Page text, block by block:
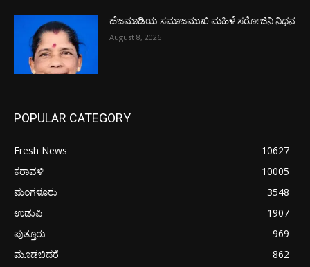
ಹೆಜಮಾಡಿಯ ಸಮಾಜಮುಖಿ ಮಹಿಳೆ ಸರೋಜಿನಿ ನಿಧನ
August 8, 2026
POPULAR CATEGORY
Fresh News
10627
ಕರಾವಳಿ
10005
ಮಂಗಳೂರು
3548
ಉಡುಪಿ
1907
ಪುತ್ತೂರು
969
ಮೂಡಬಿದರೆ
862